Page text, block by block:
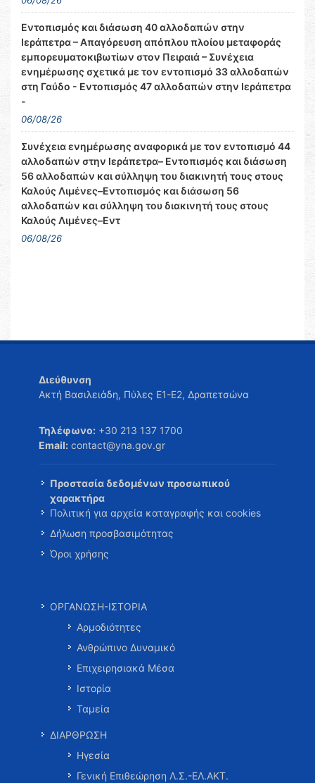
Εντοπισμός και διάσωση 40 αλλοδαπών στην
Ιεράπετρα – Απαγόρευση απόπλου πλοίου μεταφοράς
εμπορευματοκιβωτίων στον Πειραιά – Συνέχεια
ενημέρωσης σχετικά με τον εντοπισμό 33 αλλοδαπών
στη Γαύδο - Εντοπισμός 47 αλλοδαπών στην Ιεράπετρα
-
06/08/26
Συνέχεια ενημέρωσης αναφορικά με τον εντοπισμό 44
αλλοδαπών στην Ιεράπετρα– Εντοπισμός και διάσωση
56 αλλοδαπών και σύλληψη του διακινητή τους στους
Καλούς Λιμένες–Εντοπισμός και διάσωση 56
αλλοδαπών και σύλληψη του διακινητή τους στους
Καλούς Λιμένες–Εντ
06/08/26
Διεύθυνση
Ακτή Βασιλειάδη, Πύλες Ε1-Ε2, Δραπετσώνα
Τηλέφωνο: +30 213 137 1700
Email: contact@yna.gov.gr
Προστασία δεδομένων προσωπικού
χαρακτήρα
Πολιτική για αρχεία καταγραφής και cookies
Δήλωση προσβασιμότητας
Όροι χρήσης
ΟΡΓΑΝΩΣΗ-ΙΣΤΟΡΙΑ
Αρμοδιότητες
Ανθρώπινο Δυναμικό
Επιχειρησιακά Μέσα
Ιστορία
Ταμεία
ΔΙΑΡΘΡΩΣΗ
Ηγεσία
Γενική Επιθεώρηση Λ.Σ.-ΕΛ.ΑΚΤ.